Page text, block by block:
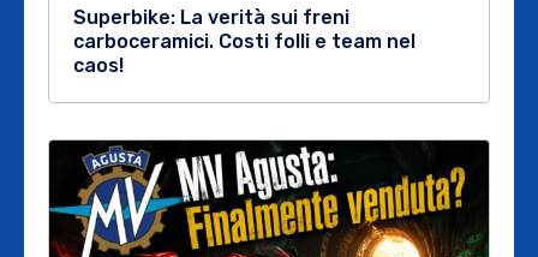
Superbike: La verità sui freni
carboceramici. Costi folli e team nel
caos!